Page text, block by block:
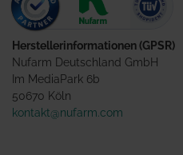
Herstellerinformationen (GPSR)
Nufarm Deutschland GmbH
Im MediaPark 6b
50670 Köln
kontakt@nufarm.com